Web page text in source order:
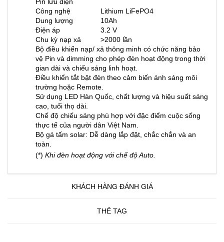
Công nghệ
Lithium LiFePO4
Dung lượng
10Ah
Điện áp
3.2 V
Chu kỳ nạp xả
>2000 lần
Bộ điều khiển nạp/ xả thông minh có chức năng bảo
vệ Pin và dimming cho phép đèn hoạt động trong thời
gian dài và chiếu sáng linh hoạt.
Điều khiển tắt bật đèn theo cảm biến ánh sáng môi
trường hoặc Remote.
Sử dụng LED Hàn Quốc, chất lượng và hiệu suất sáng
cao, tuổi thọ dài.
Chế độ chiếu sáng phù hợp với đặc điểm cuộc sống
thực tế của người dân Việt Nam.
Bộ gá tấm solar: Dễ dàng lắp đặt, chắc chắn và an
toàn.
(*) Khi đèn hoạt động với chế độ Auto.
KHÁCH HÀNG ĐÁNH GIÁ
THẺ TAG